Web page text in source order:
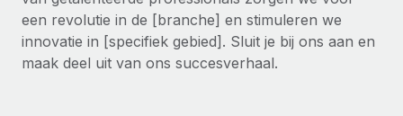
Vereenvoudig het screeningsproces van
kandidaten
CASESTUDY'S
Support
Alle bronnen bekijken
een revolutie in de [branche] en stimuleren we
innovatie in [specifiek gebied]. Sluit je bij ons aan en
maak deel uit van ons succesverhaal.